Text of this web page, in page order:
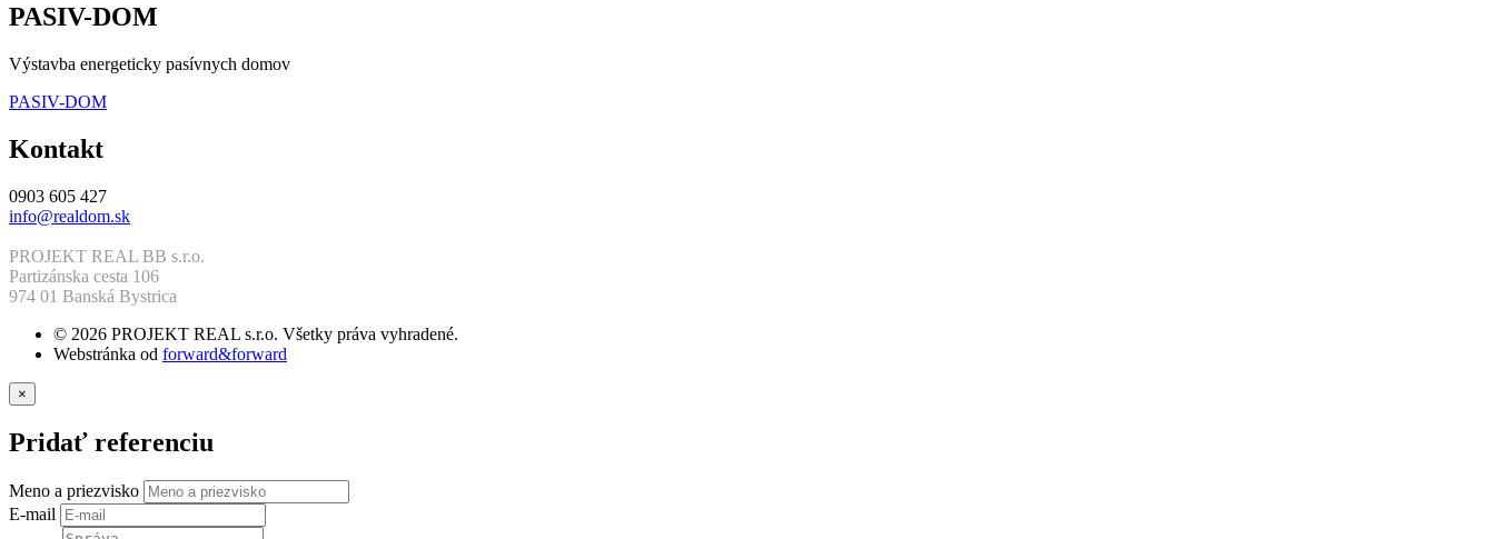
PASIV-DOM
Výstavba energeticky pasívnych domov
PASIV-DOM
Kontakt
0903 605 427
info@realdom.sk
PROJEKT REAL BB s.r.o.
Partizánska cesta 106
974 01 Banská Bystrica
© 2026 PROJEKT REAL s.r.o. Všetky práva vyhradené.
Webstránka od forward&forward
×
Pridať referenciu
Meno a priezvisko
E-mail